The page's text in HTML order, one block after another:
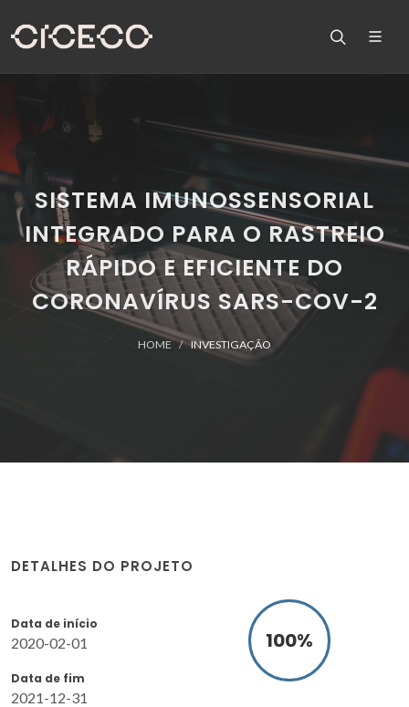
SISTEMA IMUNOSSENSORIAL
INTEGRADO PARA O RASTREIO
RÁPIDO E EFICIENTE DO
CORONAVÍRUS SARS-COV-2
HOME INVESTIGAÇÃO
DETALHES DO PROJETO
Data de início
2020-02-01
Data de fim
2021-12-31
100%